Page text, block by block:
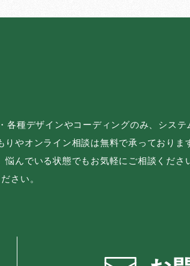
各種デザインやコーディングのみ、シス
やオンライン相談は無料で承っておりま
んでいる状態でもお気軽にご相談くださ
さい。